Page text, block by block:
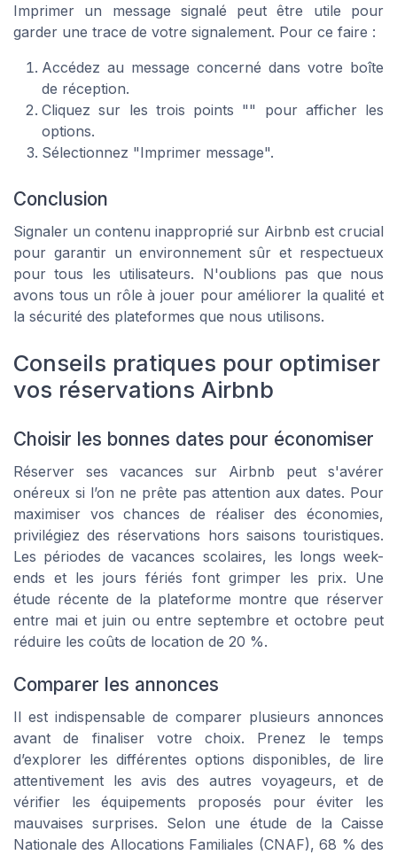
Imprimer un message signalé peut être utile pour
garder une trace de votre signalement. Pour ce faire :
Accédez au message concerné dans votre boîte
de réception.
Cliquez sur les trois points "" pour afficher les
options.
Sélectionnez "Imprimer message".
Conclusion
Signaler un contenu inapproprié sur Airbnb est crucial
pour garantir un environnement sûr et respectueux
pour tous les utilisateurs. N'oublions pas que nous
avons tous un rôle à jouer pour améliorer la qualité et
la sécurité des plateformes que nous utilisons.
Conseils pratiques pour optimiser
vos réservations Airbnb
Choisir les bonnes dates pour économiser
Réserver ses vacances sur Airbnb peut s'avérer
onéreux si l’on ne prête pas attention aux dates. Pour
maximiser vos chances de réaliser des économies,
privilégiez des réservations hors saisons touristiques.
Les périodes de vacances scolaires, les longs week-
ends et les jours fériés font grimper les prix. Une
étude récente de la plateforme montre que réserver
entre mai et juin ou entre septembre et octobre peut
réduire les coûts de location de 20 %.
Comparer les annonces
Il est indispensable de comparer plusieurs annonces
avant de finaliser votre choix. Prenez le temps
d’explorer les différentes options disponibles, de lire
attentivement les avis des autres voyageurs, et de
vérifier les équipements proposés pour éviter les
mauvaises surprises. Selon une étude de la Caisse
Nationale des Allocations Familiales (CNAF), 68 % des